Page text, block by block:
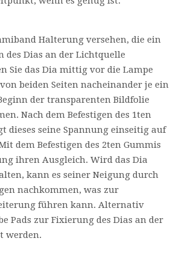
Halterung versehen, die ein
des Dias an der Lichtquelle
Sie das Dia mittig vor die Lampe
beiden Seiten nacheinander je ein
der transparenten Bildfolie
Nach dem Befestigen des 1ten
dieses seine Spannung einseitig auf
dem Befestigen des 2ten Gummis
ihren Ausgleich. Wird das Dia
kann es seiner Neigung durch
nachkommen, was zur
führen kann. Alternativ
Pads zur Fixierung des Dias an der
werden.